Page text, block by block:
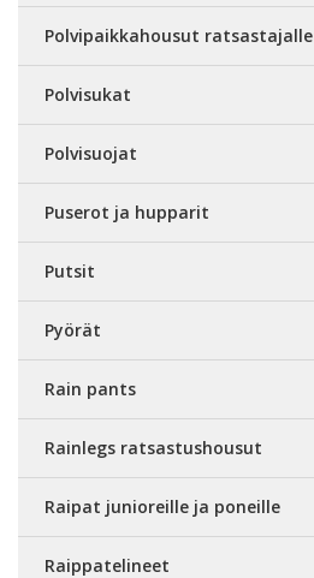
Polvipaikkahousut ratsastajalle
Polvisukat
Polvisuojat
Puserot ja hupparit
Putsit
Pyörät
Rain pants
Rainlegs ratsastushousut
Raipat junioreille ja poneille
Raippatelineet